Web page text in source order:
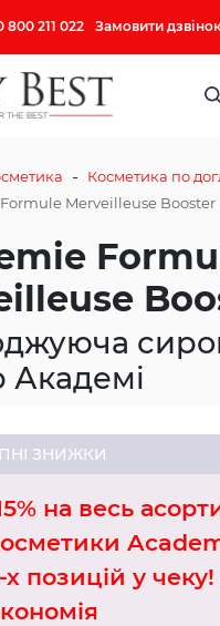
800 211 022 Замовити дзвінок
- Косметика по
Merveilleuse Booster
Академі
ЗНИЖКИ
на весь
х позицій у чеку!